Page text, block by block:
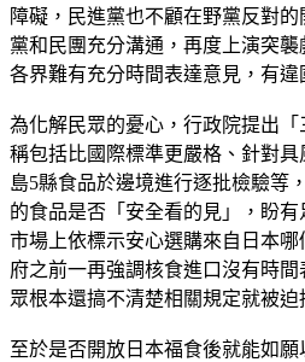
障礙，民進黨也不顧在野黨反對
黨和民團充分溝通，再度上演突襲
各界難有充分時間表達意見，有違
為化解民眾的憂心，行政院提出
稱包括比國際標準更嚴格、針對
島5縣食品於邊境進行逐批檢驗等
的食品是否「安全看的見」，盼
市場上依標示安心選購來自日本
府之前一再強調核食進口沒有時
眾根本還搞不清楚相關規定就被迫
至於是否開放日本福食後就能如願